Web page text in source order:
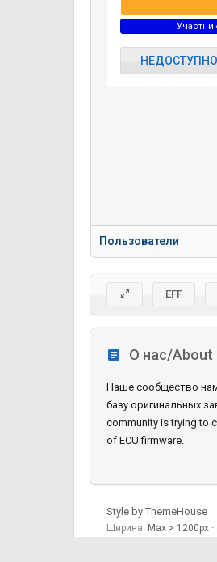
НЕДОСТУПНО
Пользователи
О нас/About
Наше сообщество
базу оригинальных
community is trying to
of ECU firmware.
EFF
Style by ThemeHouse
Ширина